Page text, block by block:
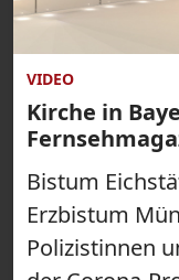
VIDEO
Kirche in
Bistum
Erzbistum
Polizistinnen